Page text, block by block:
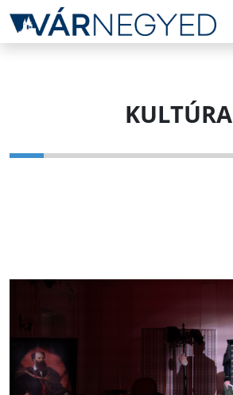
KULTÚRA